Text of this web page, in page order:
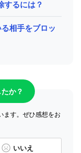
するには？
相手をブロッ
か？
ます。ぜひ感想をお
いいえ